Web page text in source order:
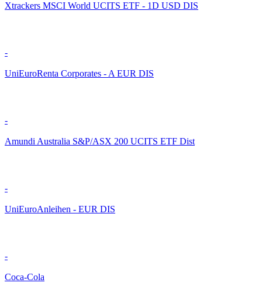
Xtrackers MSCI World UCITS ETF - 1D USD DIS
-
UniEuroRenta Corporates - A EUR DIS
-
Amundi Australia S&P​ /​ ASX 200 UCITS ETF Dist
-
UniEuroAnleihen - EUR DIS
-
Coca-Cola